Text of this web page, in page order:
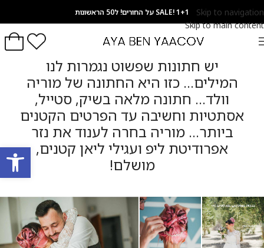
פתח
Skip to navigation
Skip to main content
SALE! 1+1 על החורים! ל50 הראשונות
מוריה וולד,ישראל
יש חתונות שפשוט נגמרות לנו
המילים... כזו היא החתונה של מוריה
וולד... חתונה מלאה בשיק, סטייל,
אסתטיות וחשיבה עד הפרטים הקטנים
ביותר... מוריה בחרה לענוד את נזר
אפרודיטת ליפ ועגילי ליאן קטנים,
מושלם!